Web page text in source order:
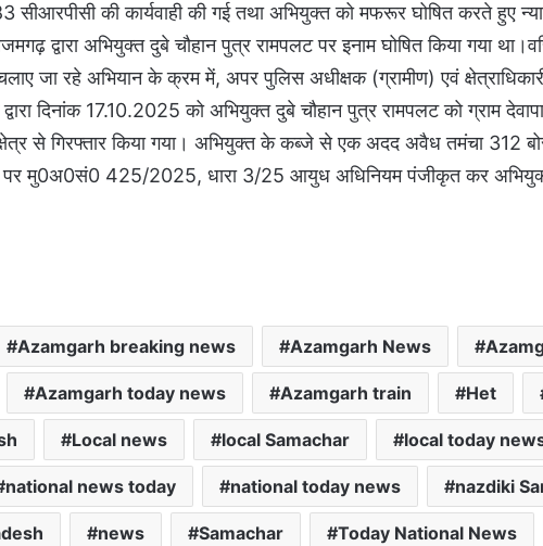
सीआरपीसी की कार्यवाही की गई तथा अभियुक्त को मफरूर घोषित करते हुए
द्वारा अभियुक्त दुबे चौहान पुत्र रामपलट पर इनाम घोषित किया गया
चलाए जा रहे अभियान के क्रम में, अपर पुलिस अधीक्षक (ग्रामीण) एवं
दिनांक 17.10.2025 को अभियुक्त दुबे चौहान पुत्र रामपलट को ग्राम
से गिरफ्तार किया गया। अभियुक्त के कब्जे से एक अदद अवैध तमंचा 312
पर मु0अ0सं0 425/2025, धारा 3/25 आयुध अधिनियम पंजीकृत कर
Azamgarh breaking news Azamgarh News
Azamgarh today news Azamgarh train Het
Local news local Samachar local today
national news today national today news nazdiki
news Samachar Today National News